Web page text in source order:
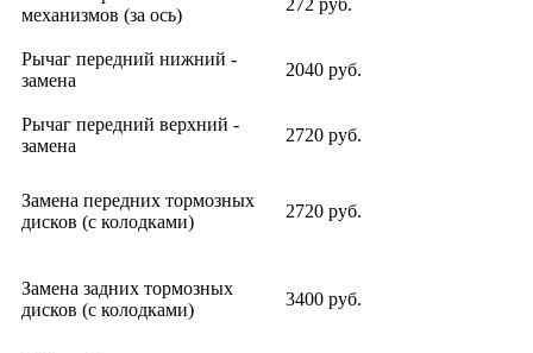
механизмов (за ось)
Рычаг передний нижний -
замена
2040 руб.
Рычаг передний верхний -
замена
2720 руб.
Замена передних тормозных
дисков (с колодками)
2720 руб.
Замена задних тормозных
дисков (с колодками)
3400 руб.